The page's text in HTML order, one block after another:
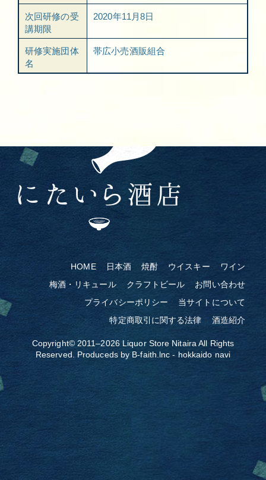
次回研修の受
講期限
2020年11月8日
研修実施団体
名
帯広小売酒販組合
HOME 日本酒 焼酎 ウイスキー
ワイン
梅酒・リキュール
クラフトビール
お問い合わせ
プライバシーポリシー
当サイトについて
特定商取引に関する法律
酒造紹介
Copyright© 2011–2026 Liquor Store Nitaira All Rights
Reserved. Produceds by B-faith.lnc - hokkaido navi